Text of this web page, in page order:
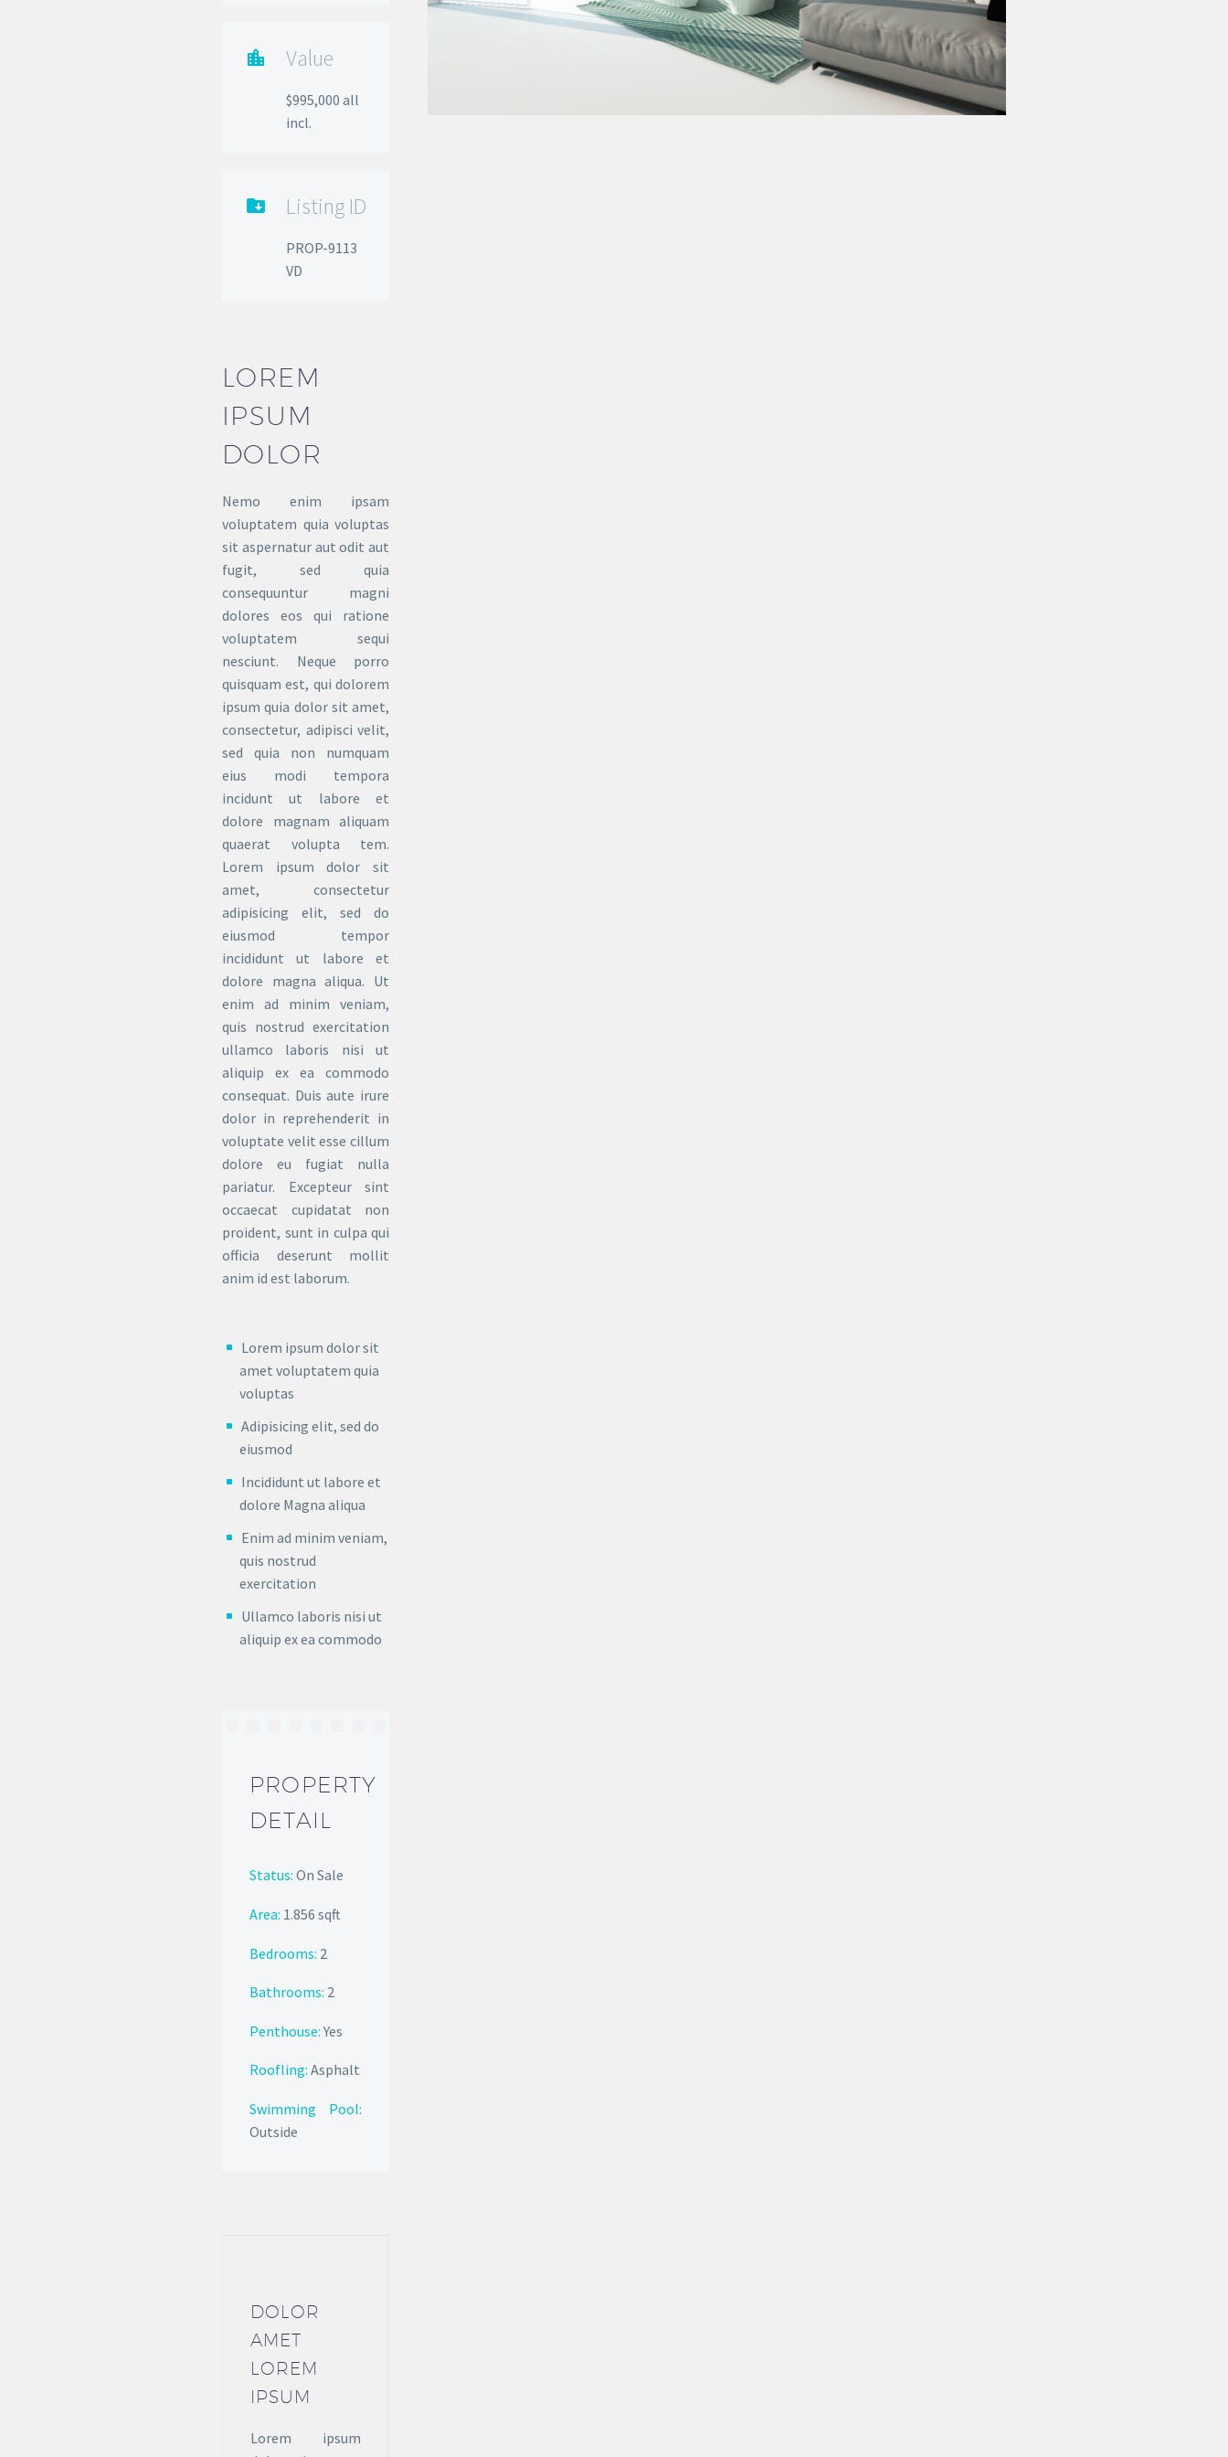
 Value
$995,000 all
incl.
 Listing ID
PROP-9113
VD
LOREM
IPSUM
DOLOR
Nemo enim ipsam
voluptatem quia voluptas
sit aspernatur aut odit aut
fugit, sed quia
consequuntur magni
dolores eos qui ratione
voluptatem sequi
nesciunt. Neque porro
quisquam est, qui dolorem
ipsum quia dolor sit amet,
consectetur, adipisci velit,
sed quia non numquam
eius modi tempora
incidunt ut labore et
dolore magnam aliquam
quaerat volupta tem.
Lorem ipsum dolor sit
amet, consectetur
adipisicing elit, sed do
eiusmod tempor
incididunt ut labore et
dolore magna aliqua. Ut
enim ad minim veniam,
quis nostrud exercitation
ullamco laboris nisi ut
aliquip ex ea commodo
consequat. Duis aute irure
dolor in reprehenderit in
voluptate velit esse cillum
dolore eu fugiat nulla
pariatur. Excepteur sint
occaecat cupidatat non
proident, sunt in culpa qui
officia deserunt mollit
anim id est laborum.
Lorem ipsum dolor sit
amet voluptatem quia
voluptas
Adipisicing elit, sed do
eiusmod
Incididunt ut labore et
dolore Magna aliqua
Enim ad minim veniam,
quis nostrud
exercitation
Ullamco laboris nisi ut
aliquip ex ea commodo
PROPERTY
DETAIL
Status: On Sale
Area: 1.856 sqft
Bedrooms: 2
Bathrooms: 2
Penthouse:Yes
Roofling: Asphalt
Swimming Pool:
Outside
DOLOR
AMET
LOREM
IPSUM
Lorem ipsum